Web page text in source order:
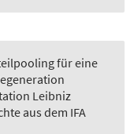
für eine
Leibniz
aus dem IFA